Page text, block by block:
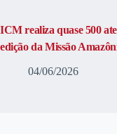
ICM realiza quase 500
edição da Missão
04/06/2026